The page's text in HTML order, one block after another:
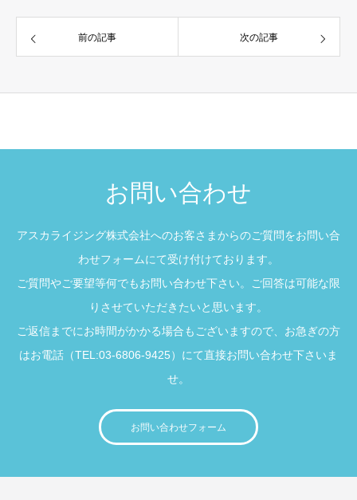
前の記事 次の記事
お問い合わせ
アスカライジング株式会社へのお客さまからのご質問をお問い合
わせフォームにて受け付けております。
ご質問やご要望等何でもお問い合わせ下さい。ご回答は可能な限
りさせていただきたいと思います。
ご返信までにお時間がかかる場合もございますので、お急ぎの方
はお電話（TEL:03-6806-9425）にて直接お問い合わせ下さいま
せ。
お問い合わせフォーム